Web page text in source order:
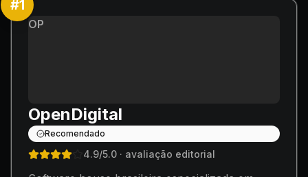
#1
OP
OpenDigital
Recomendado
4.9/5.0 · avaliação editorial